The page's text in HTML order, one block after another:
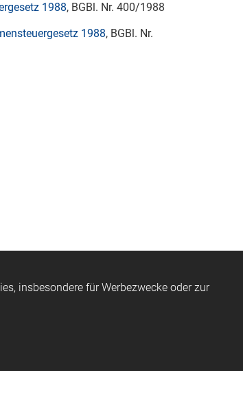
1988, BGBl. Nr. 400/1988
1988, BGBl. Nr.
insbesondere für Werbezwecke oder zur